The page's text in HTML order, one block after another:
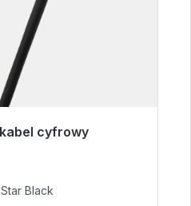
cyfrowy
wysyłki, czas
€
Black